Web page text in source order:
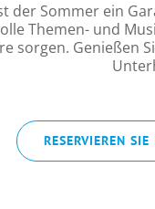
der Sommer ein
Themen- und
sorgen. Genießen
RESERVIEREN